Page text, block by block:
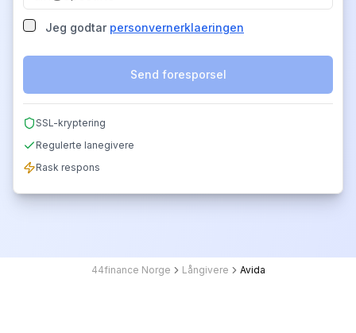
Jeg godtar personvernerklaeringen
Send foresporsel
SSL-kryptering
Regulerte lanegivere
Rask respons
44finance Norge Långivere Avida